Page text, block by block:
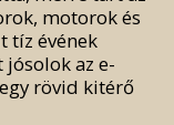
motorok és
tíz évének
az e-
rövid kitérő